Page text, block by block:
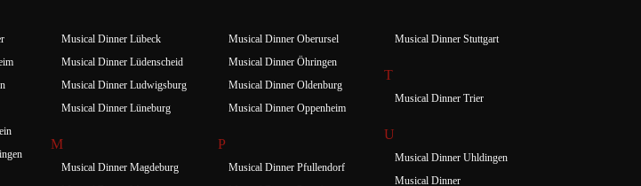
Musical Dinner Lübeck
Musical Dinner Lüdenscheid
Musical Dinner Ludwigsburg
Musical Dinner Lüneburg
M
Musical Dinner Magdeburg
Musical Dinner Oberursel
Musical Dinner Öhringen
Musical Dinner Oldenburg
Musical Dinner Oppenheim
P
Musical Dinner Pfullendorf
Musical Dinner Stuttgart
T
Musical Dinner Trier
U
Musical Dinner Uhldingen
Musical Dinner